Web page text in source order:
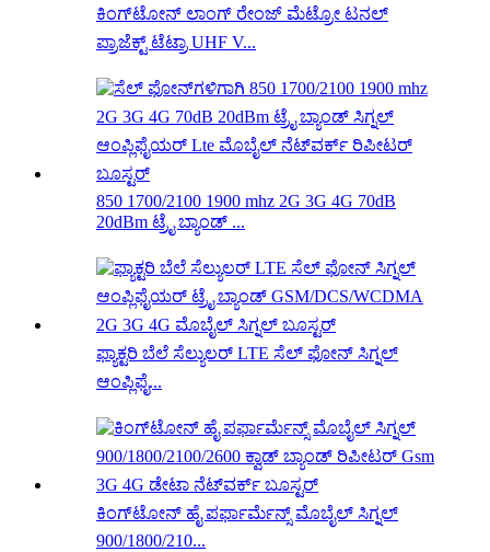
ಕಿಂಗ್‌ಟೋನ್ ಲಾಂಗ್ ರೇಂಜ್ ಮೆಟ್ರೋ ಟನಲ್
ಪ್ರಾಜೆಕ್ಟ್ ಟೆಟ್ರಾ UHF V...
850 1700/2100 1900 mhz 2G 3G 4G 70dB
20dBm ಟ್ರೈ ಬ್ಯಾಂಡ್ ...
ಫ್ಯಾಕ್ಟರಿ ಬೆಲೆ ಸೆಲ್ಯುಲರ್ LTE ಸೆಲ್ ಫೋನ್ ಸಿಗ್ನಲ್
ಆಂಪ್ಲಿಫೈ...
ಕಿಂಗ್‌ಟೋನ್ ಹೈ ಪರ್ಫಾರ್ಮೆನ್ಸ್ ಮೊಬೈಲ್ ಸಿಗ್ನಲ್
900/1800/210...